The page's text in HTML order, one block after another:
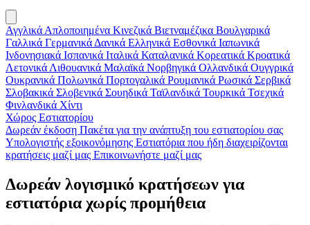
Αγγλικά Απλοποιημένα Κινεζικά Βιετναμέζικα Βουλγαρικά
Γαλλικά Γερμανικά Δανικά Ελληνικά Εσθονικά Ιαπωνικά
Ινδονησιακά Ισπανικά Ιταλικά Καταλανικά Κορεατικά Κροατικά
Λετονικά Λιθουανικά Μαλαϊκά Νορβηγικά Ολλανδικά Ουγγρικά
Ουκρανικά Πολωνικά Πορτογαλικά Ρουμανικά Ρωσικά Σερβικά
Σλοβακικά Σλοβενικά Σουηδικά Ταϊλανδικά Τουρκικά Τσεχικά
Φινλανδικά Χίντι
Χώρος Εστιατορίου
Δωρεάν έκδοση Πακέτα για την ανάπτυξη του εστιατορίου σας
Υπολογιστής εξοικονόμησης Εστιατόρια που ήδη διαχειρίζονται
κρατήσεις μαζί μας Επικοινωνήστε μαζί μας
Δωρεάν λογισμικό κρατήσεων για
εστιατόρια χωρίς προμήθεια